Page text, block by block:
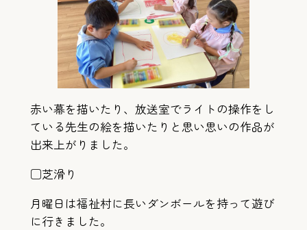
赤い幕を描いたり、放送室でライトの操作をし
ている先生の絵を描いたりと思い思いの作品が
出来上がりました。
□芝滑り
月曜日は福祉村に長いダンボールを持って遊び
に行きました。